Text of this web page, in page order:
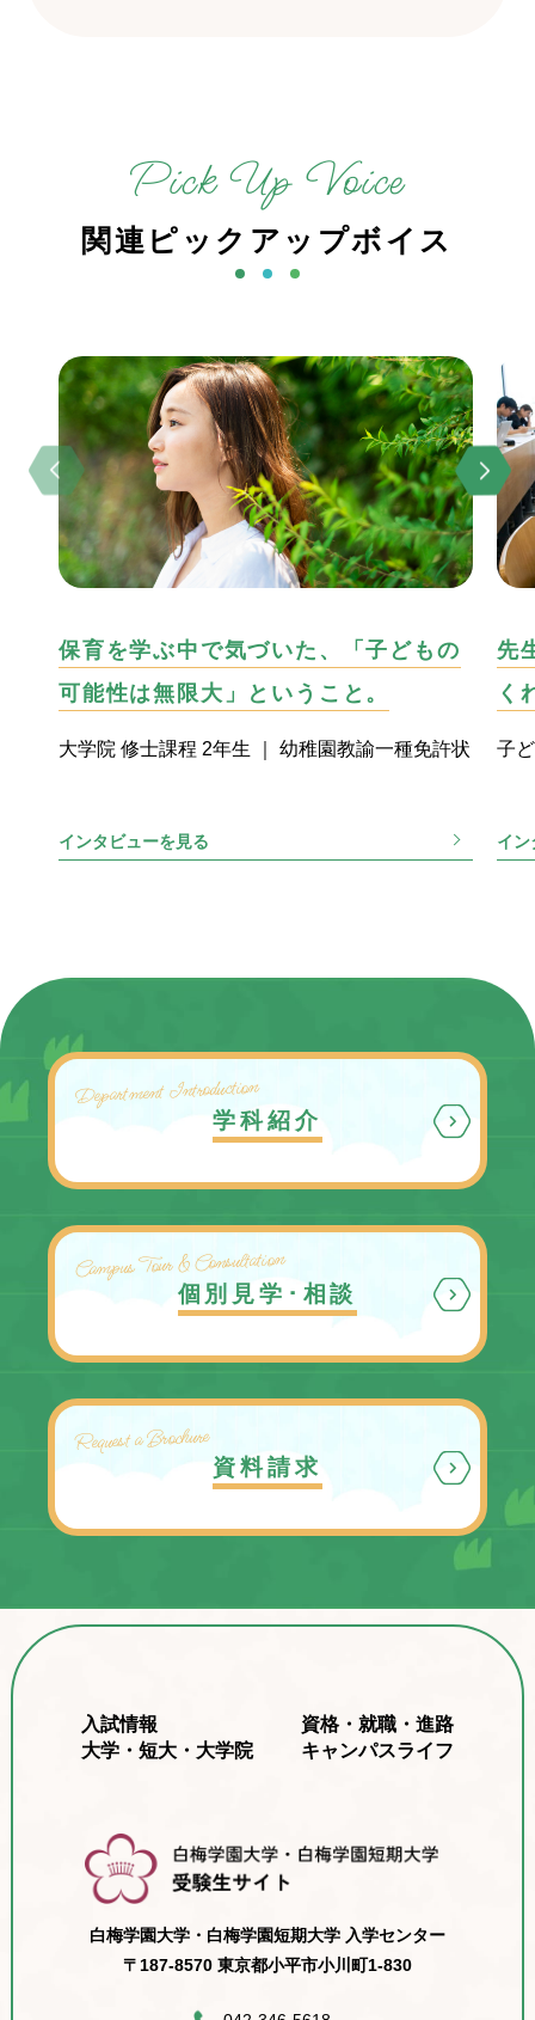
Pick Up Voice
関連ピックアップボイス
保育を学ぶ中で気づいた、「子どもの
可能性は無限大」ということ。
大学院 修士課程 2年生 ｜ 幼稚園教諭一種免許状
インタビューを見る
先
く
子
イン
Department Introduction
学科紹介
Campus Tour & Consultation
個別見学･相談
Request a Brochure
資料請求
入試情報
キャンパスライフ
大学・短大・大学院
資格・就職・進路
白梅学園大学・白梅学園短期大学 入学センター
〒187-8570 東京都小平市小川町1-830